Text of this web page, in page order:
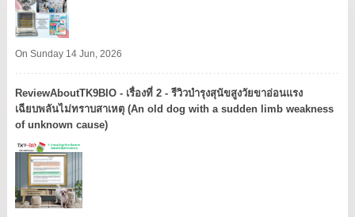
On Sunday 14 Jun, 2026
ReviewAboutTK9BIO - เรื่องที่ 2 - รีวิวบำรุงสุนัขสูงวัยขาอ่อนแรง
เฉียบพลันไม่ทราบสาเหตุ (An old dog with a sudden limb weakness
of unknown cause)